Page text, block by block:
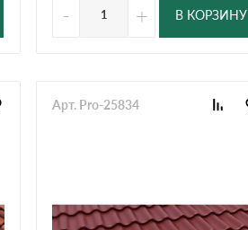
- + В КОРЗИНУ
Арт. Pro-25834